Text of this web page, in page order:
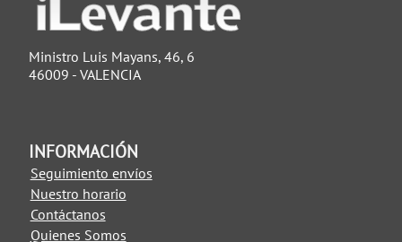
Ministro Luis Mayans, 46, 6
46009 - VALENCIA
INFORMACIÓN
Seguimiento envíos
Nuestro horario
Contáctanos
Quienes Somos